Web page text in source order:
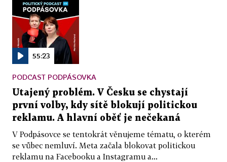
55:23
PODCAST PODPÁSOVKA
Utajený problém. V Česku se chystají
první volby, kdy sítě blokují politickou
reklamu. A hlavní oběť je nečekaná
V Podpásovce se tentokrát věnujeme tématu, o kterém
se vůbec nemluví. Meta začala blokovat politickou
reklamu na Facebooku a Instagramu a...